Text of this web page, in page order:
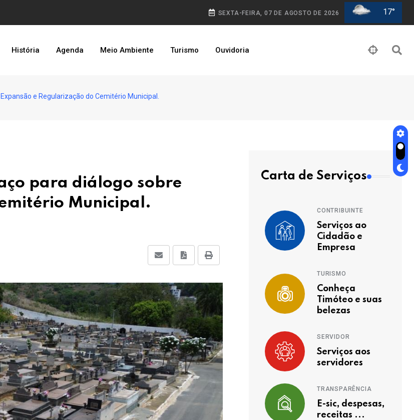
SEXTA-FEIRA, 07 DE AGOSTO DE 2026 17°
História Agenda Meio Ambiente Turismo Ouvidoria
e Regularização do Cemitério Municipal.
para diálogo sobre
Municipal.
Carta de Serviços
CONTRIBUINTE
Serviços ao
Cidadão e
Empresa
TURISMO
Conheça
Timóteo e suas
belezas
SERVIDOR
Serviços aos
servidores
TRANSPARÊNCIA
E-sic, despesas,
receitas ...